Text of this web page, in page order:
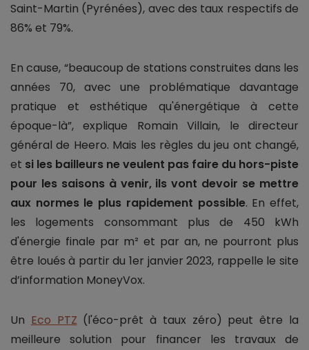
Saint-Martin (Pyrénées), avec des taux respectifs de
86% et 79%.
En cause, “beaucoup de stations construites dans les
années 70, avec une problématique davantage
pratique et esthétique qu'énergétique à cette
époque-là”, explique Romain Villain, le directeur
général de Heero. Mais les règles du jeu ont changé,
et si les bailleurs ne veulent pas faire du hors-piste
pour les saisons à venir, ils vont devoir se mettre
aux normes le plus rapidement possible. En effet,
les logements consommant plus de 450 kWh
d'énergie finale par m² et par an, ne pourront plus
être loués à partir du 1er janvier 2023, rappelle le site
d’information MoneyVox.
Un Eco PTZ (l'éco-prêt à taux zéro) peut être la
meilleure solution pour financer les travaux de